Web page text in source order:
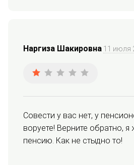
Наргиза Шакировна 11 июля
Совести у вас нет, у
воруете! Верните обратно, я
пенсию. Как не стыдно то!